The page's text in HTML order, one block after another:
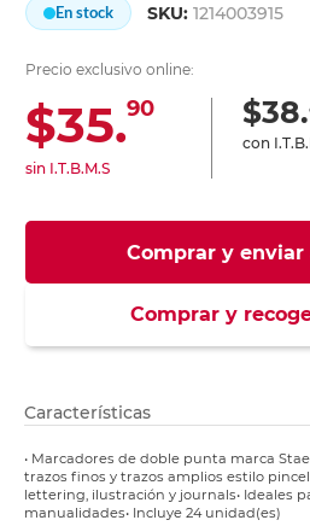
En stock SKU:1214003915
Precio exclusivo online:
$35.90
sin I.T.B.M.S
$38.
con
Comprar y
Comprar y
Características
• Marcadores de doble punta marca
trazos finos y trazos amplios estilo
lettering, ilustración y journals• Ideales
manualidades• Incluye 24 unidad(es)